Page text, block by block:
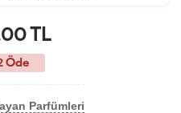
TL
Öde
Parfümleri